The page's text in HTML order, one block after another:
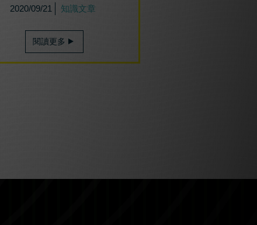
2020/09/21 知識文章
閱讀更多